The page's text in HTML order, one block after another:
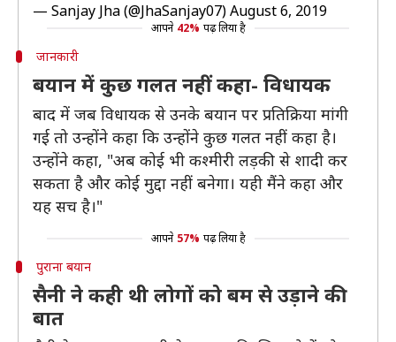
— Sanjay Jha (@JhaSanjay07)August 6, 2019
आपने 42% पढ़ लिया है
जानकारी
बयान में कुछ गलत नहीं कहा- विधायक
बाद में जब विधायक से उनके बयान पर प्रतिक्रिया मांगी
गई तो उन्होंने कहा कि उन्होंने कुछ गलत नहीं कहा है।
उन्होंने कहा, "अब कोई भी कश्मीरी लड़की से शादी कर
सकता है और कोई मुद्दा नहीं बनेगा। यही मैंने कहा और
यह सच है।"
आपने 57% पढ़ लिया है
पुराना बयान
सैनी ने कही थी लोगों को बम से उड़ाने की
बात